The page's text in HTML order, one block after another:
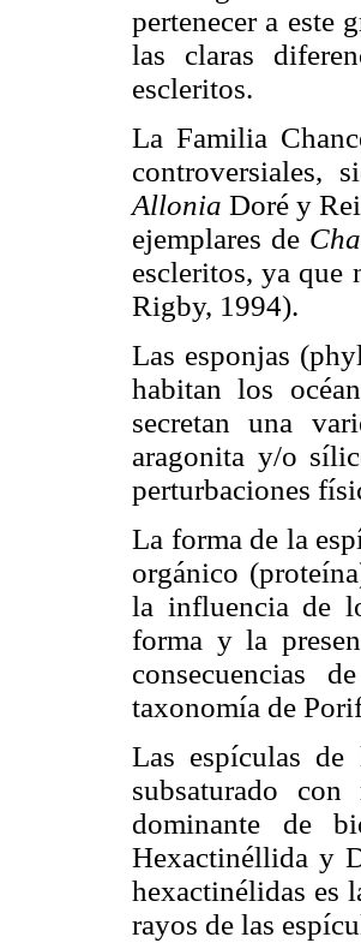
pertenecer a este
las claras
escleritos.
La Familia
controversiales,
Allonia Doré y
ejemplares de
escleritos, ya que
Rigby, 1994).
Las esponjas
habitan los
secretan una
aragonita y/o
perturbaciones
La forma de la
orgánico
la influencia de
forma y la
consecuencias
taxonomía de
Las espículas
subsaturado
dominante de
Hexactinéllida y
hexactinélidas es
rayos de las